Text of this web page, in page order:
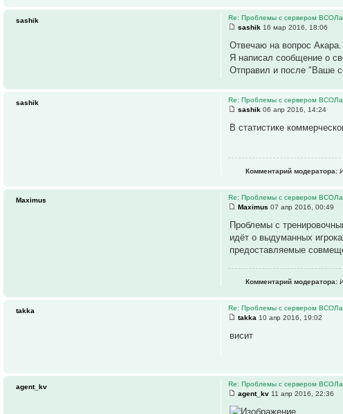
Re: Проблемы с сервером ВСОЛа
sashik 16 мар 2016, 18:06
Отвечаю на вопрос Акара.
Я написал сообщение о
Отправил и после "Ваше
sashik
Re: Проблемы с сервером ВСОЛа
sashik 06 апр 2016, 14:24
В статистике
Комментарий модератора:
sashik
Re: Проблемы с сервером ВСОЛа
Maximus 07 апр 2016, 00:49
Проблемы с
идёт о выдуманных
предоставляемые
Комментарий модератора:
Maximus
Re: Проблемы с сервером ВСОЛа
takka 10 апр 2016, 19:02
висит
takka
Re: Проблемы с сервером ВСОЛа
agent_kv 11 апр 2016, 22:36
agent_kv